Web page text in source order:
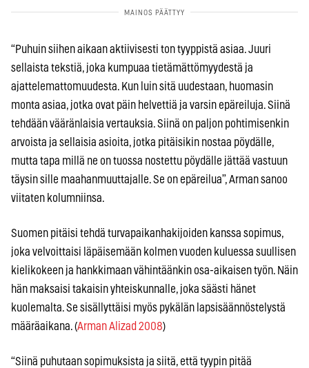
“Puhuin siihen aikaan aktiivisesti ton tyyppistä asiaa. Juuri
sellaista tekstiä, joka kumpuaa tietämättömyydestä ja
ajattelemattomuudesta. Kun luin sitä uudestaan, huomasin
monta asiaa, jotka ovat päin helvettiä ja varsin epäreiluja. Siinä
tehdään vääränlaisia vertauksia. Siinä on paljon pohtimisenkin
arvoista ja sellaisia asioita, jotka pitäisikin nostaa pöydälle,
mutta tapa millä ne on tuossa nostettu pöydälle jättää vastuun
täysin sille maahanmuuttajalle. Se on epäreilua”, Arman sanoo
viitaten kolumniinsa.
Suomen pitäisi tehdä turvapaikanhakijoiden kanssa sopimus,
joka velvoittaisi läpäisemään kolmen vuoden kuluessa suullisen
kielikokeen ja hankkimaan vähintäänkin osa-aikaisen työn. Näin
hän maksaisi takaisin yhteiskunnalle, joka säästi hänet
kuolemalta. Se sisällyttäisi myös pykälän lapsisäännöstelystä
määräaikana. (Arman Alizad 2008)
“Siinä puhutaan sopimuksista ja siitä, että tyypin pitää